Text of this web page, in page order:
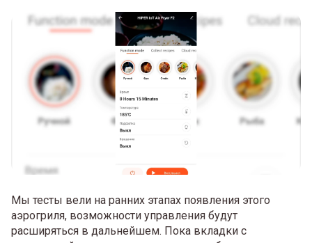
Мы тесты вели на ранних этапах появления этого
аэрогриля, возможности управления будут
расширяться в дальнейшем. Пока вкладки с